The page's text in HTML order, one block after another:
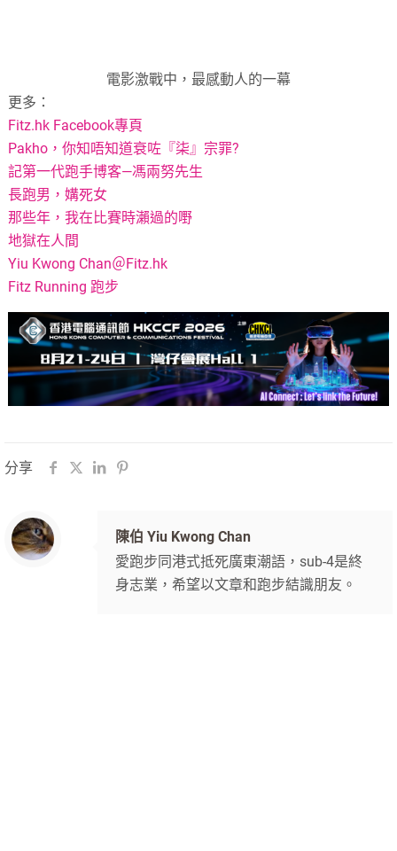
電影激戰中，最感動人的一幕
更多：
Fitz.hk Facebook專頁
Pakho，你知唔知道衰咗『柒』宗罪?
記第一代跑手博客—馮兩努先生
長跑男，媾死女
那些年，我在比賽時瀨過的嘢
地獄在人間
Yiu Kwong Chan＠Fitz.hk
Fitz Running 跑步
分享
陳伯 Yiu Kwong Chan
愛跑步同港式抵死廣東潮語，sub-4是終
身志業，希望以文章和跑步結識朋友。